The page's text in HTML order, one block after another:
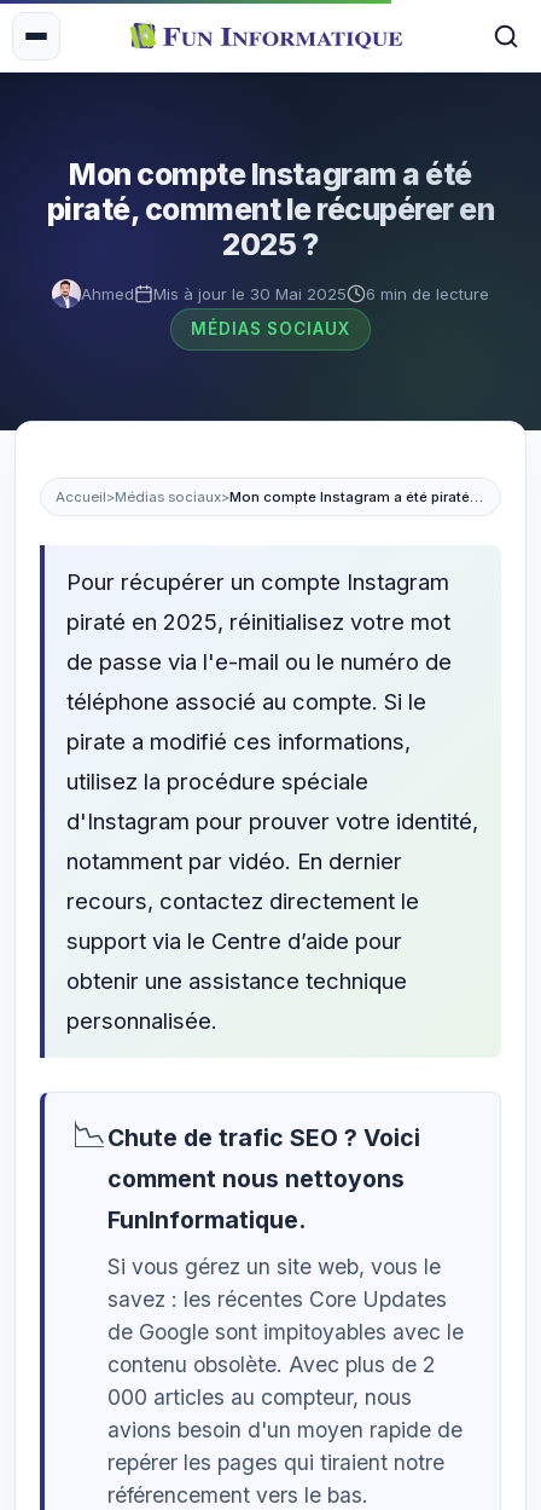
Mon compte Instagram a été
piraté, comment le récupérer en
2025 ?
Ahmed Mis à jour le 30 Mai 2025
6 min de lecture
MÉDIAS SOCIAUX
Accueil>Médias sociaux> Mon compte Instagram a été piraté, comment le récupérer en 2025 ?
Pour récupérer un compte Instagram
piraté en 2025, réinitialisez votre mot
de passe via l'e-mail ou le numéro de
téléphone associé au compte. Si le
pirate a modifié ces informations,
utilisez la procédure spéciale
d'Instagram pour prouver votre identité,
notamment par vidéo. En dernier
recours, contactez directement le
support via le Centre d’aide pour
obtenir une assistance technique
personnalisée.
📉Chute de trafic SEO ? Voici
comment nous nettoyons
FunInformatique.
Si vous gérez un site web, vous le
savez : les récentes Core Updates
de Google sont impitoyables avec le
contenu obsolète. Avec plus de 2
000 articles au compteur, nous
avions besoin d'un moyen rapide de
repérer les pages qui tiraient notre
référencement vers le bas.